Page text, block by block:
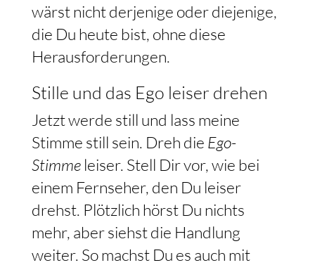
wärst nicht derjenige oder diejenige,
die Du heute bist, ohne diese
Herausforderungen.
Stille und das Ego leiser drehen
Jetzt werde still und lass meine
Stimme still sein. Dreh die Ego-
Stimmeleiser. Stell Dir vor, wie bei
einem Fernseher, den Du leiser
drehst. Plötzlich hörst Du nichts
mehr, aber siehst die Handlung
weiter. So machst Du es auch mit